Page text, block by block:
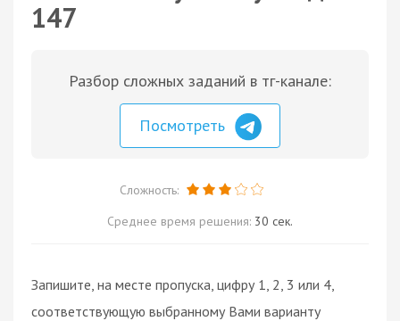
147
Разбор сложных заданий в тг-канале:
Посмотреть
Сложность:
Среднее время решения: 30 сек.
Запишите, на месте пропуска, цифру 1, 2, 3 или 4,
соответствующую выбранному Вами варианту